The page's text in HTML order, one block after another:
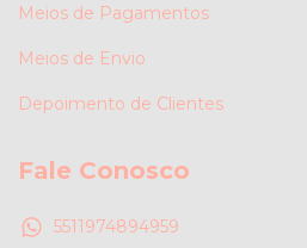
Meios de Pagamentos
Meios de Envio
Depoimento de Clientes
Fale Conosco
5511974894959